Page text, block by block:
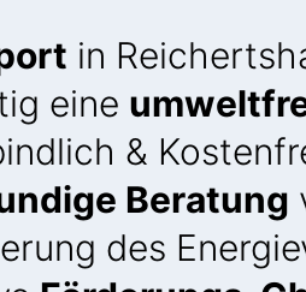
in
eine
&
Beratung
des